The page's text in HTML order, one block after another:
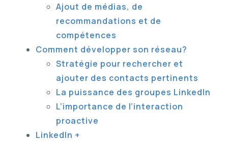
Ajout de médias, de
recommandations et de
compétences
Comment développer son réseau?
Stratégie pour rechercher et
ajouter des contacts pertinents
La puissance des groupes LinkedIn
L’importance de l’interaction
proactive
LinkedIn +